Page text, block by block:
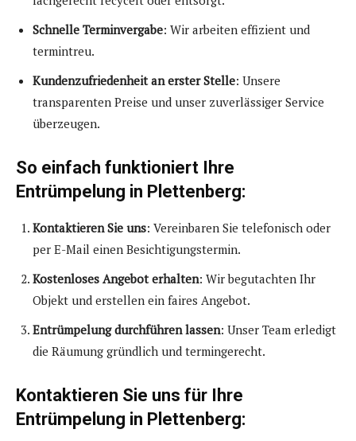
Schnelle Terminvergabe: Wir arbeiten effizient und
termintreu.
Kundenzufriedenheit an erster Stelle: Unsere
transparenten Preise und unser zuverlässiger Service
überzeugen.
So einfach funktioniert Ihre
Entrümpelung in Plettenberg:
Kontaktieren Sie uns: Vereinbaren Sie telefonisch oder
per E-Mail einen Besichtigungstermin.
Kostenloses Angebot erhalten: Wir begutachten Ihr
Objekt und erstellen ein faires Angebot.
Entrümpelung durchführen lassen: Unser Team erledigt
die Räumung gründlich und termingerecht.
Kontaktieren Sie uns für Ihre
Entrümpelung in Plettenberg: